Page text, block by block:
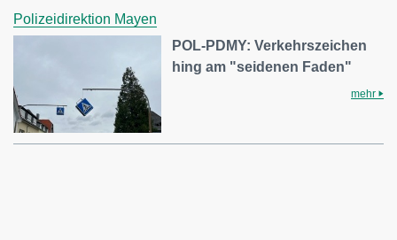
Polizeidirektion Mayen
POL-PDMY: Verkehrszeichen
hing am "seidenen Faden"
mehr